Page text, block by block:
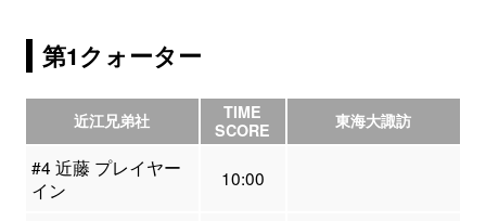
第1クォーター
近江兄弟社
TIME
SCORE
東海大諏訪
#4 近藤 プレイヤー
イン
10:00